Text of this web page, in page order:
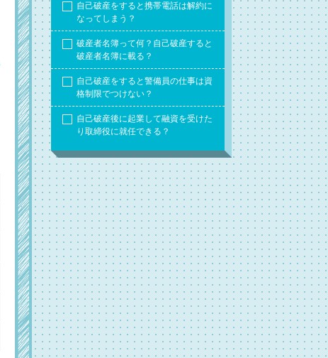
自己破産をすると携帯電話は解約に
なってしまう？
破産者名簿って何？自己破産すると
破産者名簿に載る？
自己破産をすると警備員の仕事は資
格制限でつけない？
自己破産後に起業して融資を受けた
り取締役に就任できる？